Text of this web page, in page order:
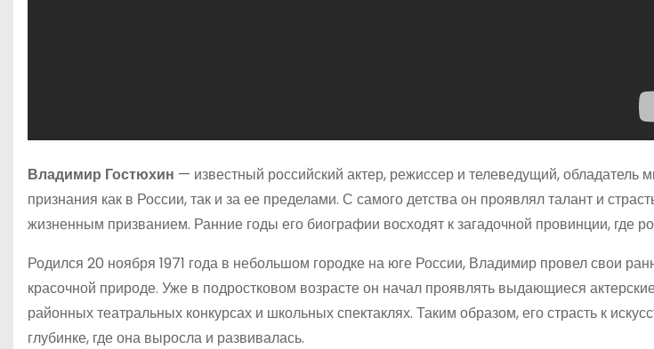
Владимир Гостюхин — известный российский актер, режиссер и телеведущий, обладатель
признания как в России, так и за ее пределами. С самого детства он проявлял талант и
жизненным призванием. Ранние годы его биографии восходят к загадочной провинции, где
Родился 20 ноября 1971 года в небольшом городке на юге России, Владимир провел свои
красочной природе. Уже в подростковом возрасте он начал проявлять выдающиеся
районных театральных конкурсах и школьных спектаклях. Таким образом, его страсть к
глубинке, где она выросла и развивалась.